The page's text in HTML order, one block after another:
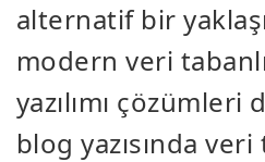
alternatif bir
modern veri
yazılımı
blog yazısında veri